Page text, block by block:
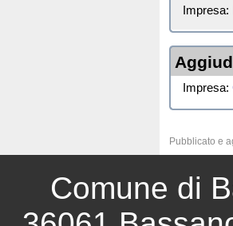
Impresa:
Impresa:
Pubblicato e
Comune di